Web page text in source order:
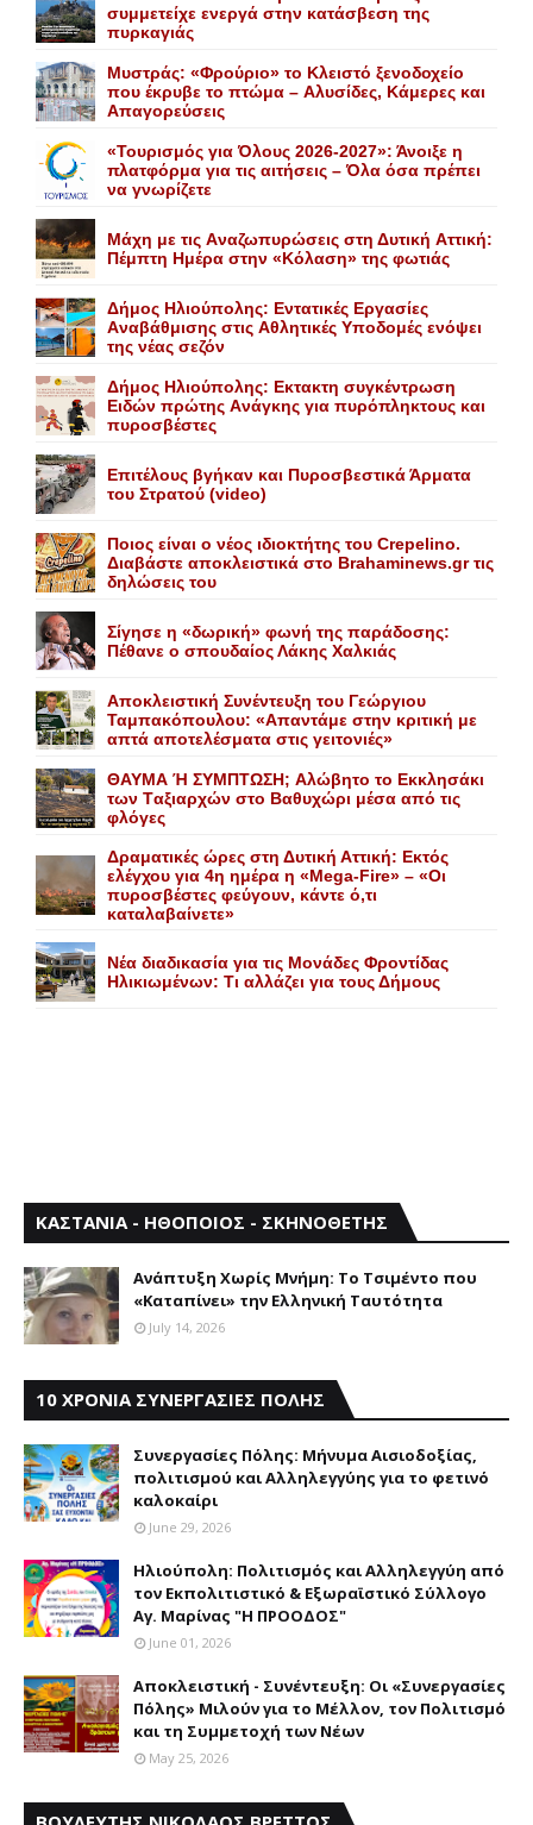
συμμετείχε ενεργά στην κατάσβεση της
πυρκαγιάς
Mυστράς: «Φρούριο» το Kλειστό ξενοδοχείο
που έκρυβε το πτώμα – Aλυσίδες, Kάμερες και
Aπαγορεύσεις
«Τουρισμός για Όλους 2026-2027»: Άνοιξε η
πλατφόρμα για τις αιτήσεις – Όλα όσα πρέπει
να γνωρίζετε
Mάχη με τις Aναζωπυρώσεις στη Δυτική Aττική:
Πέμπτη Hμέρα στην «Kόλαση» της φωτιάς
Δήμος Ηλιούπολης: Eντατικές Eργασίες
Aναβάθμισης στις Aθλητικές Yποδομές ενόψει
της νέας σεζόν
Δήμος Ηλιούπολης: Eκτακτη συγκέντρωση
Eιδών πρώτης Aνάγκης για πυρόπληκτους και
πυροσβέστες
Επιτέλους βγήκαν και Πυροσβεστικά Άρματα
του Στρατού (video)
Ποιος είναι ο νέος ιδιοκτήτης του Crepelino.
Διαβάστε αποκλειστικά στο Brahaminews.gr τις
δηλώσεις του
Σίγησε η «δωρική» φωνή της παράδοσης:
Πέθανε o σπουδαίος Λάκης Xαλκιάς
Αποκλειστική Συνέντευξη του Γεώργιου
Ταμπακόπουλου: «Απαντάμε στην κριτική με
απτά αποτελέσματα στις γειτονιές»
ΘΑΥΜΑ Ή ΣΥΜΠΤΩΣΗ; Aλώβητο το Eκκλησάκι
των Tαξιαρχών στο Bαθυχώρι μέσα από τις
φλόγες
Δραματικές ώρες στη Δυτική Αττική: Εκτός
ελέγχου για 4η ημέρα η «Mega-Fire» – «Οι
πυροσβέστες φεύγουν, κάντε ό,τι
καταλαβαίνετε»
Nέα διαδικασία για τις Mονάδες Φροντίδας
Hλικιωμένων: Tι αλλάζει για τους Δήμους
ΚΑΣΤΑΝΙΑ - ΗΘΟΠΟΙΟΣ - ΣΚΗΝΟΘΕΤΗΣ
Aνάπτυξη Xωρίς Mνήμη: Το Τσιμέντο που
«Καταπίνει» την Ελληνική Ταυτότητα
July 14, 2026
10 ΧΡΟΝΙΑ ΣΥΝΕΡΓΑΣΙΕΣ ΠΟΛΗΣ
Συνεργασίες Πόλης: Mήνυμα Aισιοδοξίας,
πολιτισμού και Aλληλεγγύης για το φετινό
καλοκαίρι
June 29, 2026
Ηλιούπολη: Πολιτισμός και Aλληλεγγύη από
τον Εκπολιτιστικό & Εξωραϊστικό Σύλλογο
Αγ. Μαρίνας "Η ΠΡΟΟΔΟΣ"
June 01, 2026
Αποκλειστική - Συνέντευξη: Οι «Συνεργασίες
Πόλης» Μιλούν για το Μέλλον, τον Πολιτισμό
και τη Συμμετοχή των Νέων
May 25, 2026